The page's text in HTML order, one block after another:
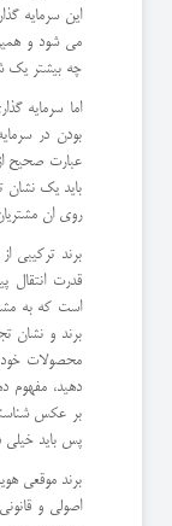
این سرمایه
می شود و
چه بیشتر یک
اما سرمایه
بودن در
عبارت صحیح
باید یک نشان
روی ان
برند ترکیبی
قدرت انتقال
است که به
برند و نشان
محصولات خود
دهید، مفهوم
بر عکس
پس باید
برند موقعی
اصولی و